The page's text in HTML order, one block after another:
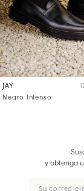
JAY
Negro Intenso
y obtenga